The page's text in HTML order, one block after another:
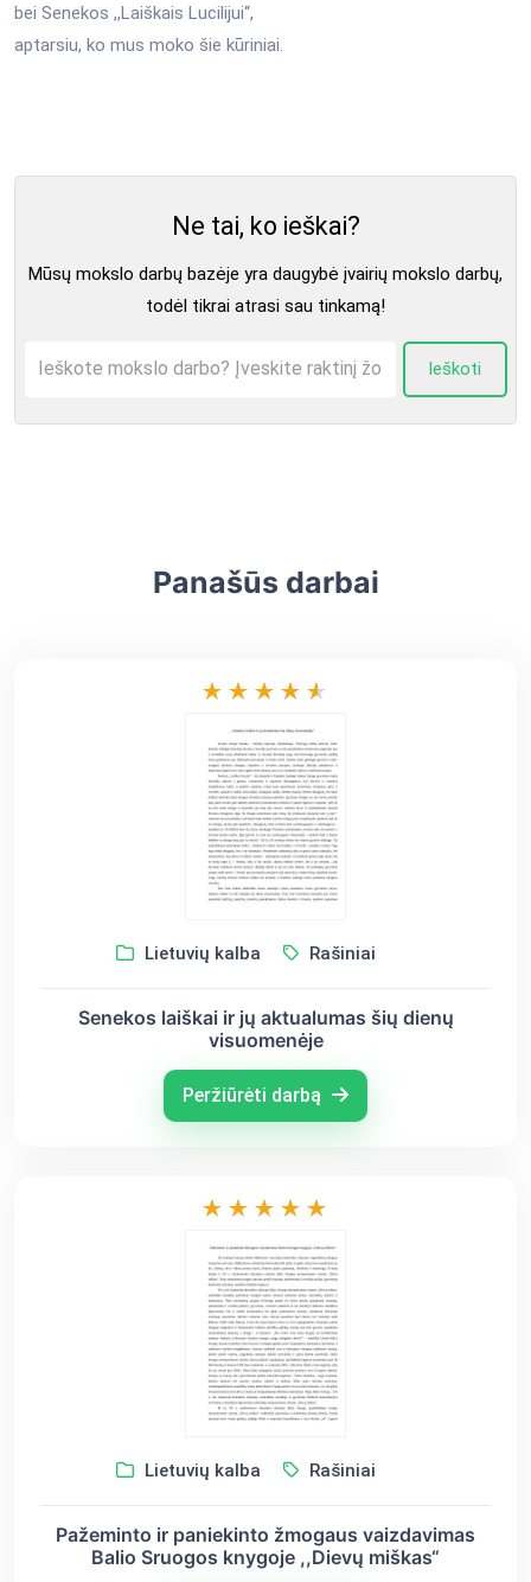
bei Senekos ,,Laiškais Lucilijui“,
aptarsiu, ko mus moko šie kūriniai.
Ne tai, ko ieškai?
Mūsų mokslo darbų bazėje yra daugybė įvairių mokslo darbų,
todėl tikrai atrasi sau tinkamą!
Ieškoti
Panašūs darbai
Lietuvių kalba Rašiniai
Senekos laiškai ir jų aktualumas šių dienų
visuomenėje
Peržiūrėti darbą
Lietuvių kalba Rašiniai
Pažeminto ir paniekinto žmogaus vaizdavimas
Balio Sruogos knygoje ,,Dievų miškas“